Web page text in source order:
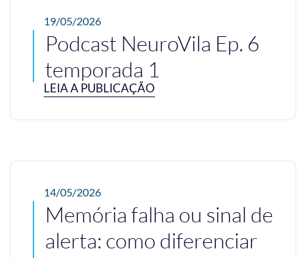
19/05/2026
Podcast NeuroVila Ep. 6
temporada 1
LEIA A PUBLICAÇÃO
14/05/2026
Memória falha ou sinal de
alerta: como diferenciar